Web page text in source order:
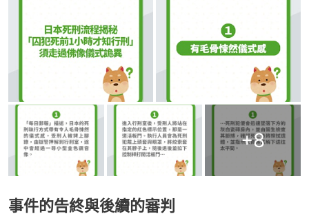
+8
事件的告終與後續的審判